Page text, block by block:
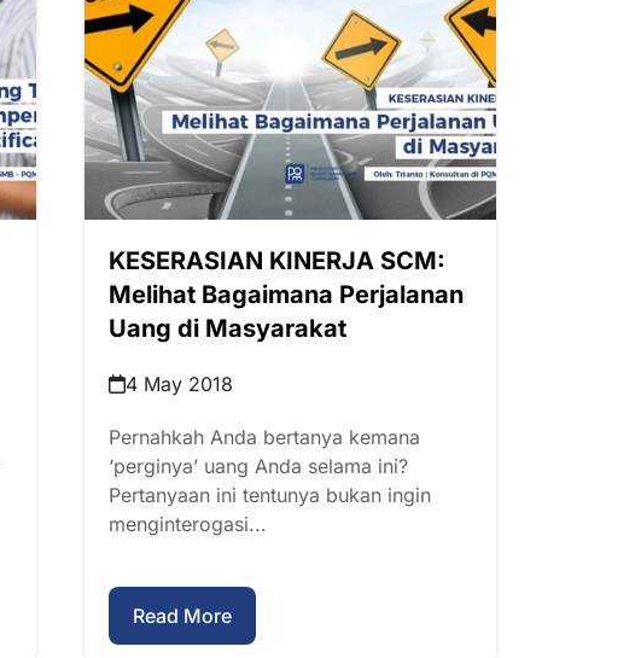
KESERASIAN KINERJA SCM:
Melihat Bagaimana Perjalanan
Uang di Masyarakat
4 May 2018
Pernahkah Anda bertanya kemana
‘perginya’ uang Anda selama ini?
Pertanyaan ini tentunya bukan ingin
menginterogasi...
Read More